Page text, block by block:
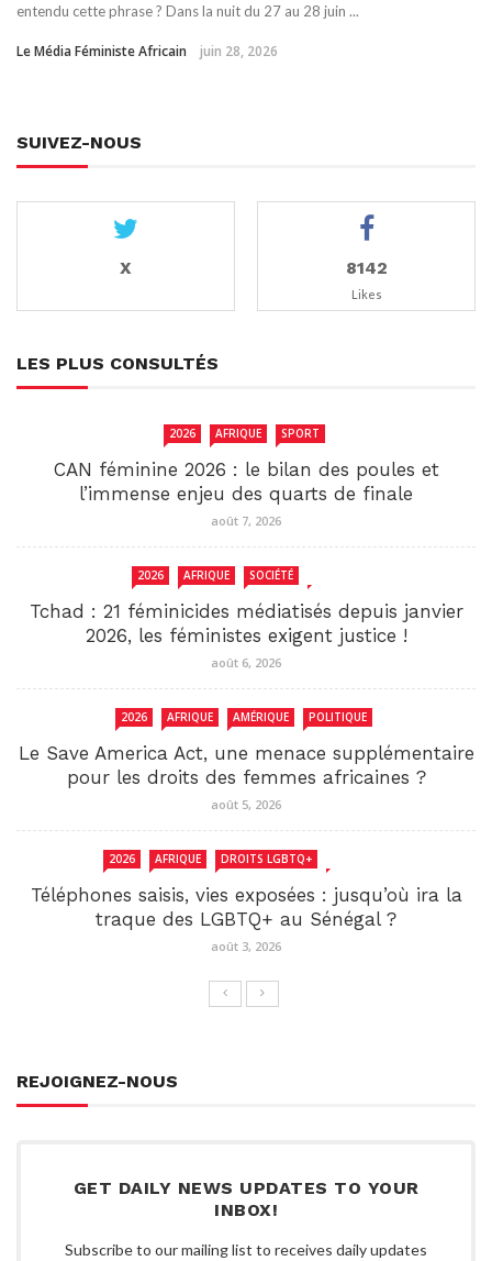
entendu cette phrase ? Dans la nuit du 27 au 28 juin ...
Le Média Féministe Africain juin 28, 2026
SUIVEZ-NOUS
X 8142
Likes
LES PLUS CONSULTÉS
2026 AFRIQUE SPORT
CAN féminine 2026 : le bilan des poules et
l’immense enjeu des quarts de finale
août 7, 2026
2026 AFRIQUE SOCIÉTÉ
Tchad : 21 féminicides médiatisés depuis janvier
2026, les féministes exigent justice !
août 6, 2026
2026 AFRIQUE AMÉRIQUE POLITIQUE
Le Save America Act, une menace supplémentaire
pour les droits des femmes africaines ?
août 5, 2026
2026 AFRIQUE DROITS LGBTQ+
Téléphones saisis, vies exposées : jusqu’où ira la
traque des LGBTQ+ au Sénégal ?
août 3, 2026
REJOIGNEZ-NOUS
GET DAILY NEWS UPDATES TO YOUR
INBOX!
Subscribe to our mailing list to receives daily updates